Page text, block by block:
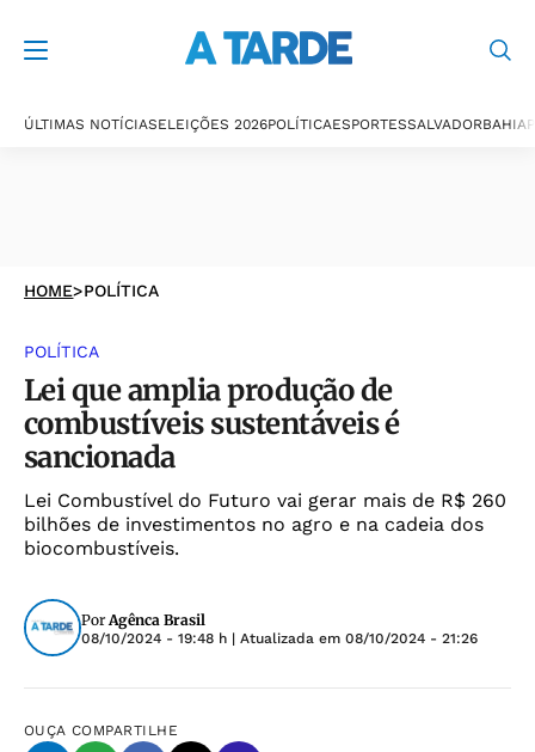
ÚLTIMAS NOTÍCIASELEIÇÕES 2026POLÍTICAESPORTESSALVADORBAHIA
HOME>POLÍTICA
POLÍTICA
Lei que amplia produção de
combustíveis sustentáveis é
sancionada
Lei Combustível do Futuro vai gerar mais de R$ 260
bilhões de investimentos no agro e na cadeia dos
biocombustíveis.
PorAgênca Brasil
08/10/2024 - 19:48 h | Atualizada em 08/10/2024 - 21:26
OUÇA COMPARTILHE